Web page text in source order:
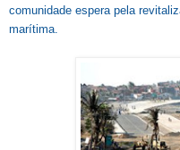
comunidade espera pela
marítima.